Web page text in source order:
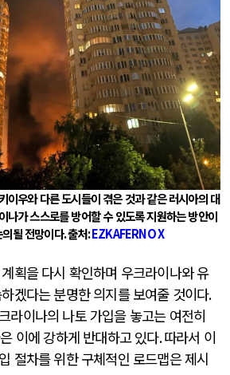
이우와 다른 도시들이 겪은 것과 같은 러시아의 대
나가 스스로를 방어할 수 있도록 지원하는 방안이
될 전망이다.출처:EZKAFERNO X
획을 다시 확인하며 우크라이나와 유
겠다는 분명한 의지를 보여줄 것이다.
라이나의 나토 가입을 놓고는 여전히
이에 강하게 반대하고 있다.따라서 이
절차를 위한 구체적인 로드맵은 제시